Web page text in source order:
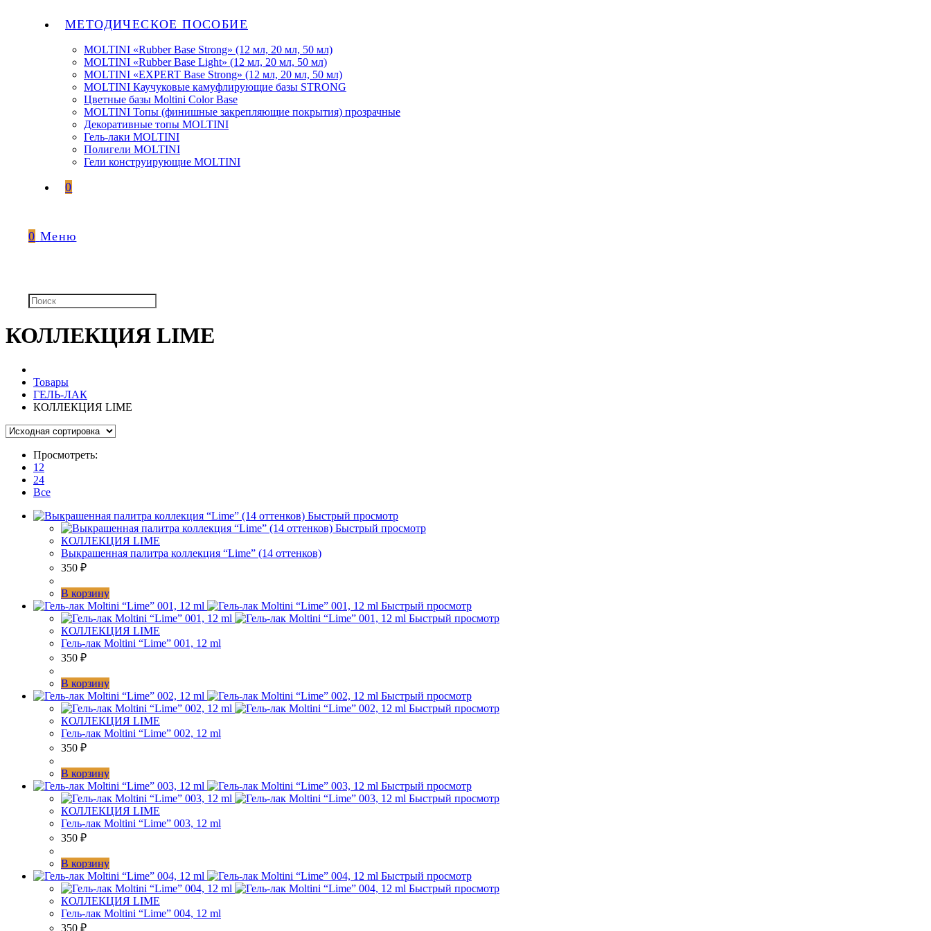
МЕТОДИЧЕСКОЕ ПОСОБИЕ
MOLTINI «Rubber Base Strong» (12 мл, 20 мл, 50 мл)
MOLTINI «Rubber Base Light» (12 мл, 20 мл, 50 мл)
MOLTINI «EXPERT Base Strong» (12 мл, 20 мл, 50 мл)
MOLTINI Каучуковые камуфлирующие базы STRONG
Цветные базы Moltini Color Base
MOLTINI Топы (финишные закрепляющие покрытия) прозрачные
Декоративные топы MOLTINI
Гель-лаки MOLTINI
Полигели MOLTINI
Гели конструирующие MOLTINI
0
0 Меню
КОЛЛЕКЦИЯ LIME
Товары
ГЕЛЬ-ЛАК
КОЛЛЕКЦИЯ LIME
Просмотреть:
12
24
Все
Быстрый просмотр
Быстрый просмотр
КОЛЛЕКЦИЯ LIME
Выкрашенная палитра коллекция “Lime” (14 оттенков)
350 ₽
В корзину
Быстрый просмотр
Быстрый просмотр
КОЛЛЕКЦИЯ LIME
Гель-лак Moltini “Lime” 001, 12 ml
350 ₽
В корзину
Быстрый просмотр
Быстрый просмотр
КОЛЛЕКЦИЯ LIME
Гель-лак Moltini “Lime” 002, 12 ml
350 ₽
В корзину
Быстрый просмотр
Быстрый просмотр
КОЛЛЕКЦИЯ LIME
Гель-лак Moltini “Lime” 003, 12 ml
350 ₽
В корзину
Быстрый просмотр
Быстрый просмотр
КОЛЛЕКЦИЯ LIME
Гель-лак Moltini “Lime” 004, 12 ml
350 ₽